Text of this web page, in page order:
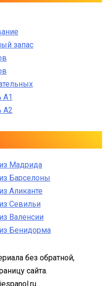
запас
A1
A2
Мадрида
Барселоны
Аликанте
Севильи
Валенсии
Бенидорма
без обратной,
сайта.